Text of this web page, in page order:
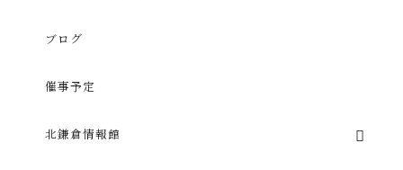
ブログ
催事予定
北鎌倉情報館